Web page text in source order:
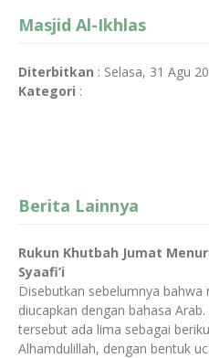
Masjid Al-Ikhlas
Diterbitkan : Selasa, 31 Agu
Kategori :
Berita Lainnya
Rukun Khutbah Jumat
Syaafi’i
Disebutkan sebelumnya bahwa
diucapkan dengan bahasa
tersebut ada lima sebagai
Alhamdulillah, dengan bentuk